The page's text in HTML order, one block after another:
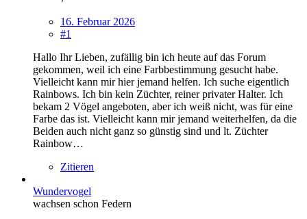
16. Februar 2026
#1
Hallo Ihr Lieben, zufällig bin ich heute auf das Forum
gekommen, weil ich eine Farbbestimmung gesucht habe.
Vielleicht kann mir hier jemand helfen. Ich suche eigentlich
Rainbows. Ich bin kein Züchter, reiner privater Halter. Ich
bekam 2 Vögel angeboten, aber ich weiß nicht, was für eine
Farbe das ist. Vielleicht kann mir jemand weiterhelfen, da die
Beiden auch nicht ganz so günstig sind und lt. Züchter
Rainbow…
Zitieren
Wundervogel
wachsen schon Federn